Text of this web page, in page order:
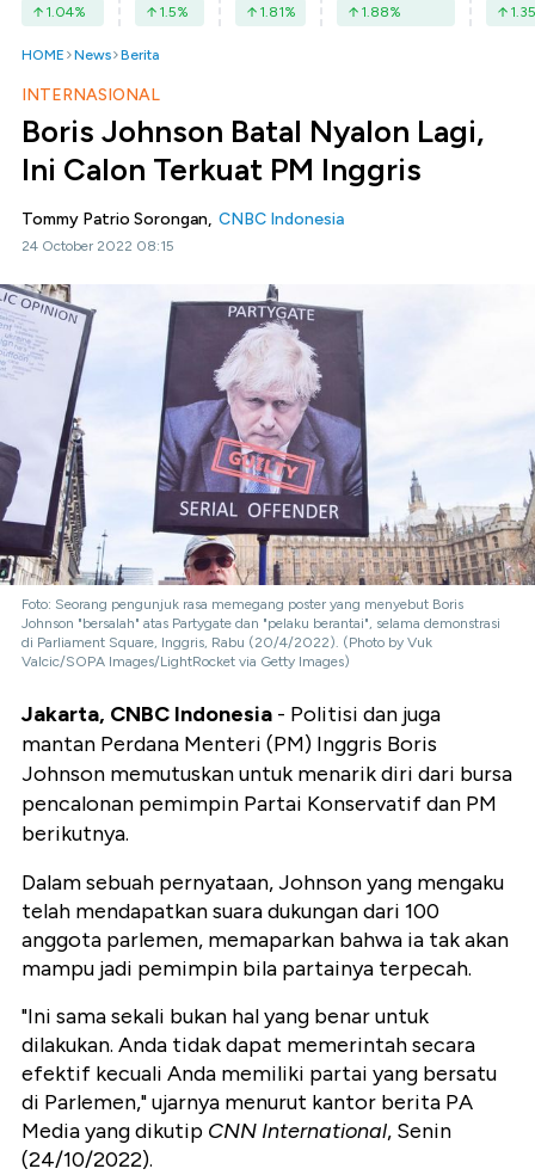
1.04% 1.5% 1.81% 1.88% 1.35
HOME News Berita
INTERNASIONAL
Boris Johnson Batal Nyalon Lagi,
Ini Calon Terkuat PM Inggris
Tommy Patrio Sorongan, CNBC Indonesia
24 October 2022 08:15
Foto: Seorang pengunjuk rasa memegang poster yang menyebut Boris
Johnson "bersalah" atas Partygate dan "pelaku berantai", selama demonstrasi
di Parliament Square, Inggris, Rabu (20/4/2022). (Photo by Vuk
Valcic/SOPA Images/LightRocket via Getty Images)
Jakarta, CNBC Indonesia - Politisi dan juga
mantan Perdana Menteri (PM) Inggris Boris
Johnson memutuskan untuk menarik diri dari bursa
pencalonan pemimpin Partai Konservatif dan PM
berikutnya.
Dalam sebuah pernyataan, Johnson yang mengaku
telah mendapatkan suara dukungan dari 100
anggota parlemen, memaparkan bahwa ia tak akan
mampu jadi pemimpin bila partainya terpecah.
"Ini sama sekali bukan hal yang benar untuk
dilakukan. Anda tidak dapat memerintah secara
efektif kecuali Anda memiliki partai yang bersatu
di Parlemen," ujarnya menurut kantor berita PA
Media yang dikutip CNN International, Senin
(24/10/2022).